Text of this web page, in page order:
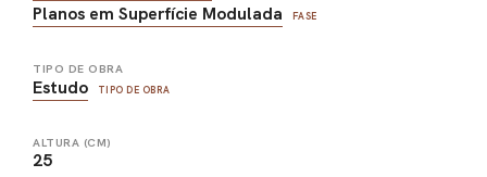
Planos em Superfície Modulada
FASE
TIPO DE OBRA
Estudo TIPO DE OBRA
ALTURA (CM)
25